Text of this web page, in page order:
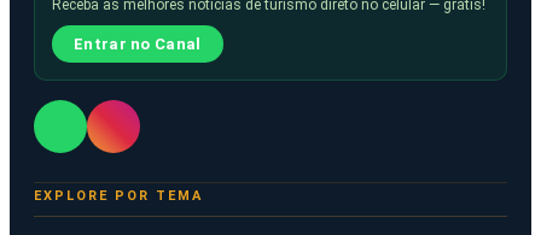
Receba as melhores notícias de turismo direto no celular — grátis!
Entrar no Canal